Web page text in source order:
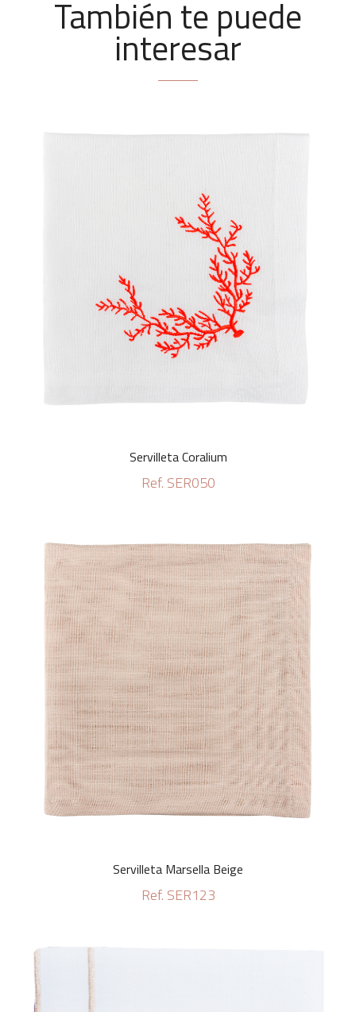
También te puede
interesar
Servilleta Coralium
Ref. SER050
Servilleta Marsella Beige
Ref. SER123